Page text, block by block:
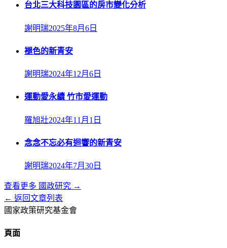
台北三大科技園區的房市變化分析
謝明瑞2025年8月6日
褪色的新青安
謝明瑞2024年12月6日
運動愛永續 竹市愛運動
羅旭壯2024年11月1日
念念不忘必有迴響的新青安
謝明瑞2024年7月30日
查看更多 國政研究 →
← 返回文章列表
國家政策研究基金會
頁面